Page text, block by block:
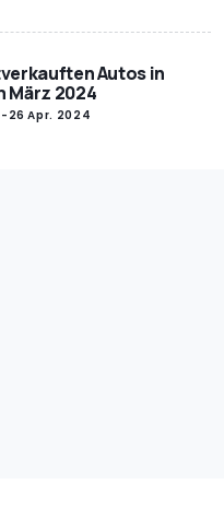
Autos in
März 2024
- 26 Apr. 2024